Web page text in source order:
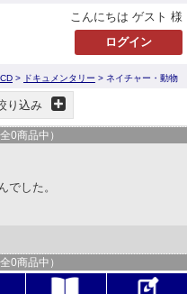
こんにちは ゲスト 様
> ドキュメンタリー > ネイチャー・動物
り込み
0商品中）
でした。
0商品中）